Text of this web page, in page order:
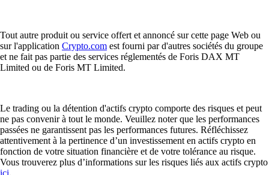
Tout autre produit ou service offert et annoncé sur cette page Web ou
sur l'application Crypto.com est fourni par d'autres sociétés du groupe
et ne fait pas partie des services réglementés de Foris DAX MT
Limited ou de Foris MT Limited.
Le trading ou la détention d'actifs crypto comporte des risques et peut
ne pas convenir à tout le monde. Veuillez noter que les performances
passées ne garantissent pas les performances futures. Réfléchissez
attentivement à la pertinence d’un investissement en actifs crypto en
fonction de votre situation financière et de votre tolérance au risque.
Vous trouverez plus d’informations sur les risques liés aux actifs crypto
ici.